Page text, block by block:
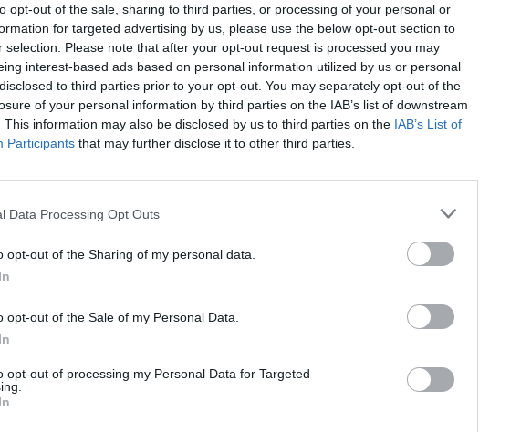
opt-out of the sale, sharing to third parties, or processing of your personal or
for targeted advertising by us, please use the below opt-out section to
selection. Please note that after your opt-out request is processed you may
interest-based ads based on personal information utilized by us or personal
to third parties prior to your opt-out. You may separately opt-out of the
of your personal information by third parties on the IAB’s list of downstream
This information may also be disclosed by us to third parties on the IAB’s List of
Participants that may further disclose it to other third parties.
Data Processing Opt Outs
opt-out of the Sharing of my personal data.
opt-out of the Sale of my Personal Data.
opt-out of processing my Personal Data for Targeted
Otvorí kontextové menu tlačidla Štart
videa či snímok obrazovky
Zobrazí výber zmeny jazyka klávesnice